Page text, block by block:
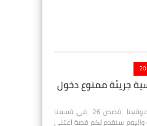
جريئة ممنوع دخول
مرحباً بكم أصدقائي وأحبابي في موقعنا قصص 26 في قسمنا
سنقدم لكم قصة اعتني